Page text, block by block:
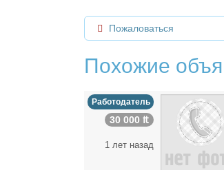
Пожаловаться
Похожие
Работодатель
30 000 ₶
1 лет назад